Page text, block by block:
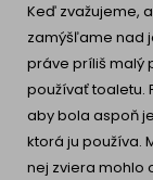
Keď zvažujeme,
zamýšľame nad
práve príliš malý
používať toaletu.
aby bola aspoň
ktorá ju používa.
nej zviera mohlo